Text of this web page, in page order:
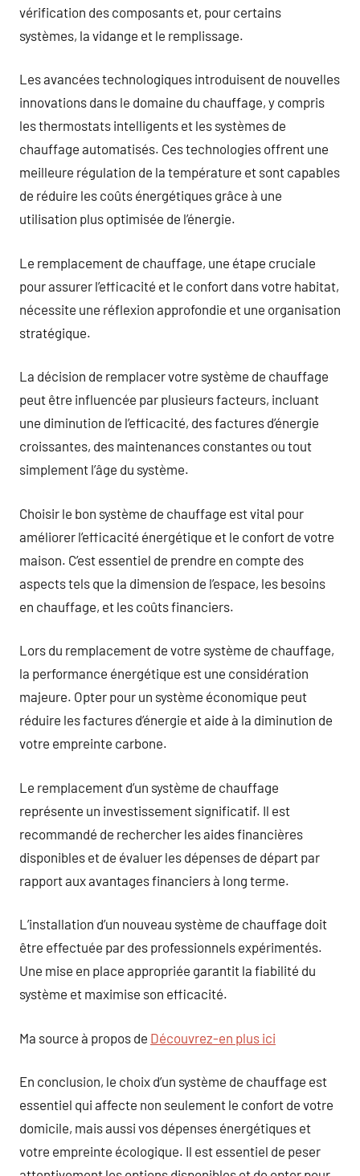
vérification des composants et, pour certains
systèmes, la vidange et le remplissage.
Les avancées technologiques introduisent de nouvelles
innovations dans le domaine du chauffage, y compris
les thermostats intelligents et les systèmes de
chauffage automatisés. Ces technologies offrent une
meilleure régulation de la température et sont capables
de réduire les coûts énergétiques grâce à une
utilisation plus optimisée de l’énergie.
Le remplacement de chauffage, une étape cruciale
pour assurer l’efficacité et le confort dans votre habitat,
nécessite une réflexion approfondie et une organisation
stratégique.
La décision de remplacer votre système de chauffage
peut être influencée par plusieurs facteurs, incluant
une diminution de l’efficacité, des factures d’énergie
croissantes, des maintenances constantes ou tout
simplement l’âge du système.
Choisir le bon système de chauffage est vital pour
améliorer l’efficacité énergétique et le confort de votre
maison. C’est essentiel de prendre en compte des
aspects tels que la dimension de l’espace, les besoins
en chauffage, et les coûts financiers.
Lors du remplacement de votre système de chauffage,
la performance énergétique est une considération
majeure. Opter pour un système économique peut
réduire les factures d’énergie et aide à la diminution de
votre empreinte carbone.
Le remplacement d’un système de chauffage
représente un investissement significatif. Il est
recommandé de rechercher les aides financières
disponibles et de évaluer les dépenses de départ par
rapport aux avantages financiers à long terme.
L’installation d’un nouveau système de chauffage doit
être effectuée par des professionnels expérimentés.
Une mise en place appropriée garantit la fiabilité du
système et maximise son efficacité.
Ma source à propos de Découvrez-en plus ici
En conclusion, le choix d’un système de chauffage est
essentiel qui affecte non seulement le confort de votre
domicile, mais aussi vos dépenses énergétiques et
votre empreinte écologique. Il est essentiel de peser